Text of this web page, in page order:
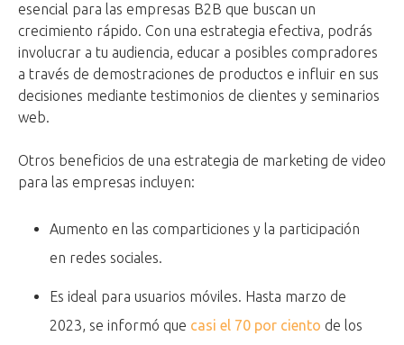
esencial para las empresas B2B que buscan un
crecimiento rápido. Con una estrategia efectiva, podrás
involucrar a tu audiencia, educar a posibles compradores
a través de demostraciones de productos e influir en sus
decisiones mediante testimonios de clientes y seminarios
web.
Otros beneficios de una estrategia de marketing de video
para las empresas incluyen:
Aumento en las comparticiones y la participación
en redes sociales.
Es ideal para usuarios móviles. Hasta marzo de
2023, se informó que casi el 70 por ciento de los